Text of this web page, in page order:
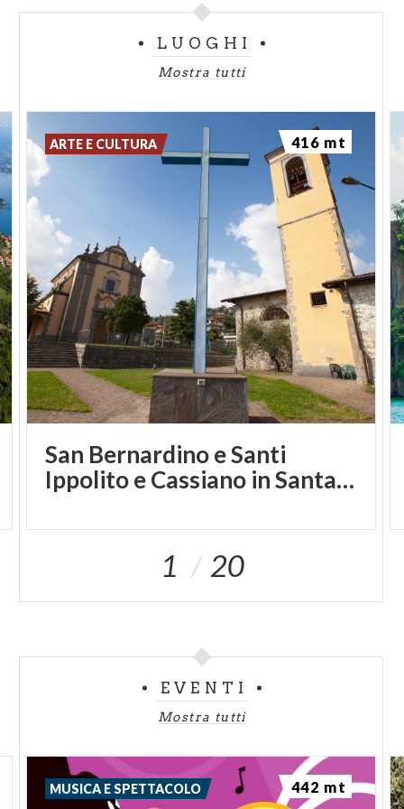
oggi caratterizzata dalla presenza di edifici in
fase gli abitanti abbiano iniziato a spostarsi più a
ovest nell’area dell’attuale nucleo di Zorzino, dove
secolo.
La residenza signorile del castello fu ampliata nel
corso del XIV secolo, ma all’inizio del XV secolo
venne in parte demolita. Fu subito restaurata e poi
ricostruita, e nel 1502 la proprietà nel castello,
ormai ridotto a semplice residenza, viene descritta
come una “Domum seu petias terre casata solerata et
copata iacente in territorio di Zorzino ubi dicitur in
Castello quam domum solita est gaudere Andreas fq.
Johannis de dicto Lazeri”.
Nel 1774 è documentata una “casa della Torre” in
cui verosimilmente dobbiamo identificare l’edificio
principale del castello di Zorzino.
LUOGHI
Mostra tutti
San Bernardino e Santi
Ippolito e Cassiano in Santa Croce
ARTE E CULTURA 416 mt
1 20
EVENTI
Mostra tutti
MUSICA E SPETTACOLO 442 mt